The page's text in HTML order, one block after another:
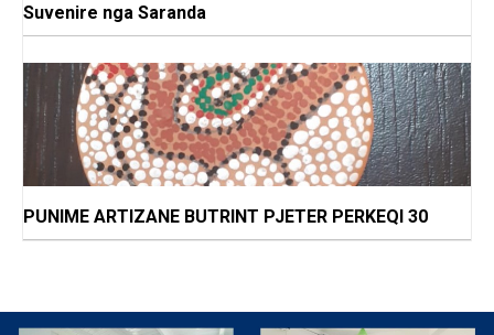
Suvenire nga Saranda
PUNIME ARTIZANE BUTRINT PJETER PERKEQI 30